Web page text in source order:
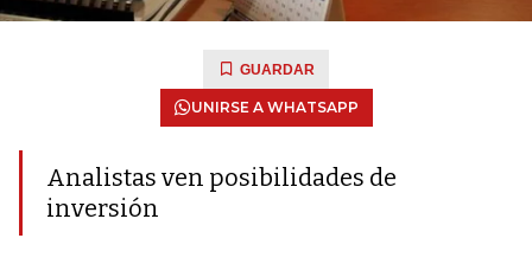
GUARDAR
UNIRSE A WHATSAPP
Analistas ven posibilidades de
inversión